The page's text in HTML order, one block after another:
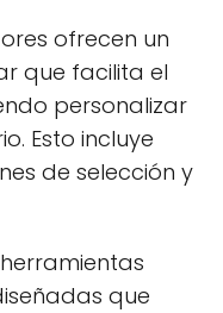
ofrecen un
que facilita el
personalizar
Esto incluye
de selección y
que